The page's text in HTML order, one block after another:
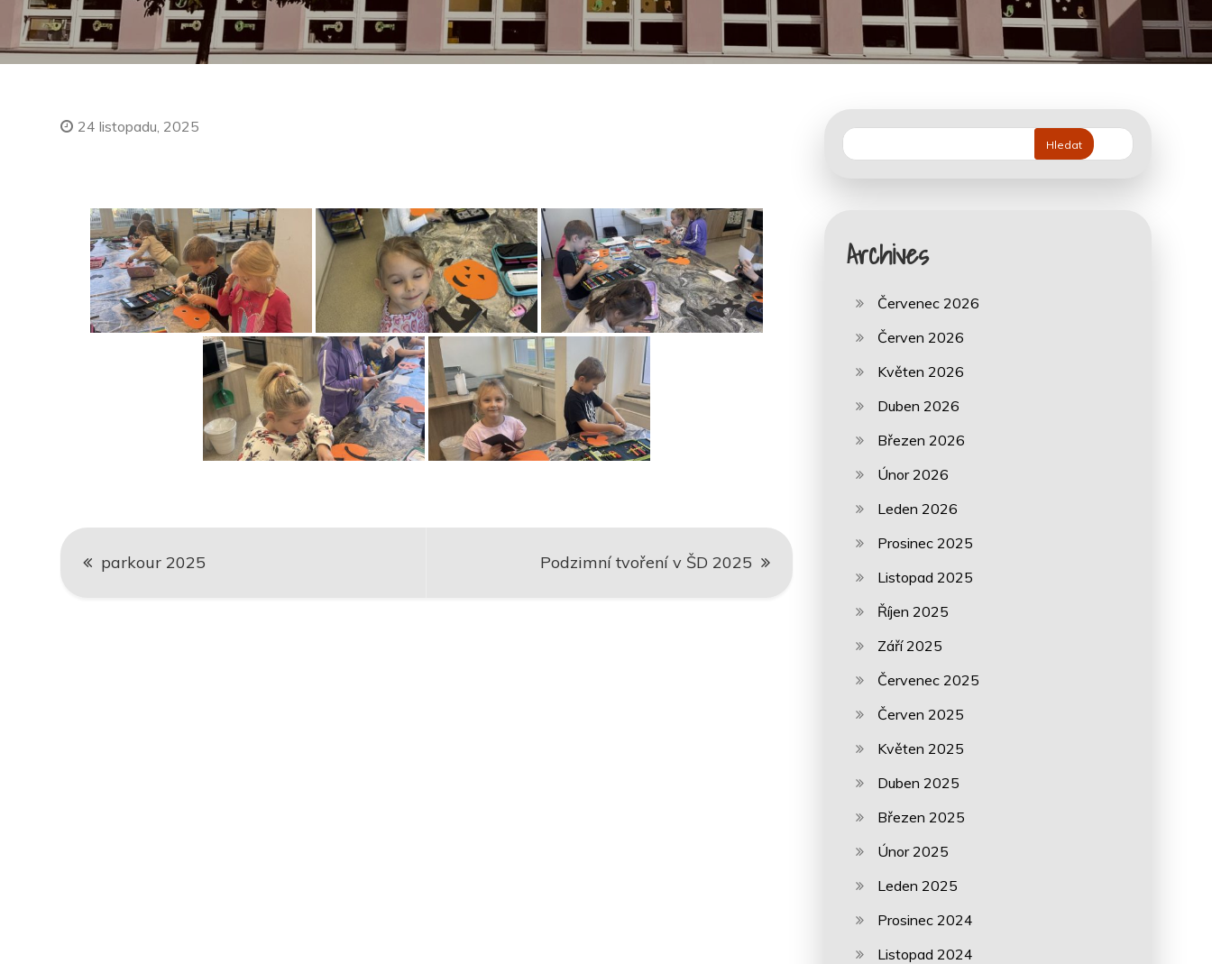
24 listopadu, 2025
Navigace
pro
parkour 2025 Podzimní tvoření v ŠD 2025
Hledat
Archives
Červenec 2026
Červen 2026
Květen 2026
Duben 2026
Březen 2026
Únor 2026
Leden 2026
Prosinec 2025
Listopad 2025
Říjen 2025
Září 2025
Červenec 2025
Červen 2025
Květen 2025
Duben 2025
Březen 2025
Únor 2025
Leden 2025
Prosinec 2024
Listopad 2024